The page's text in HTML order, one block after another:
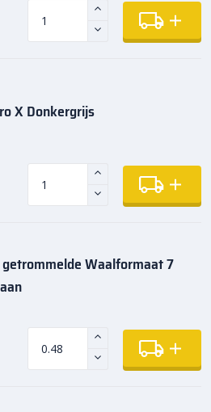
X Donkergrijs
Waalformaat 7